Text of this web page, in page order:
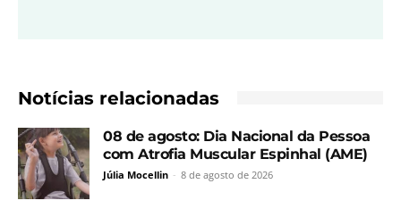
Notícias relacionadas
08 de agosto: Dia Nacional da Pessoa
com Atrofia Muscular Espinhal (AME)
Júlia Mocellin - 8 de agosto de 2026